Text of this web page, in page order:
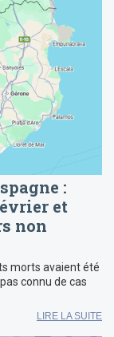
:
et
non
morts avaient été
connu de cas
LIRE LA SUITE